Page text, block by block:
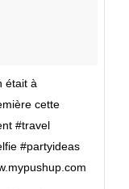
était à
cette
#travel
#partyideas